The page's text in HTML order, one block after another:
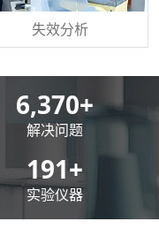
失效分析
10,000+
解决问题
300+
实验仪器